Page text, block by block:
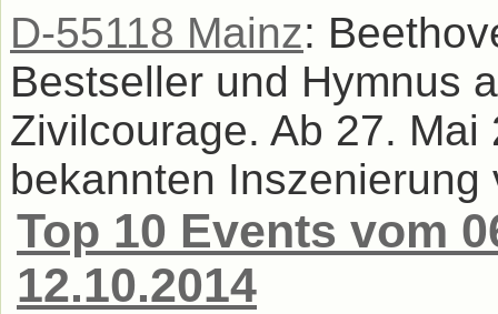
D-55118 Mainz:
Bestseller und Hymnus
Zivilcourage. Ab 27.
bekannten
Top 10 Events vom
12.10.2014